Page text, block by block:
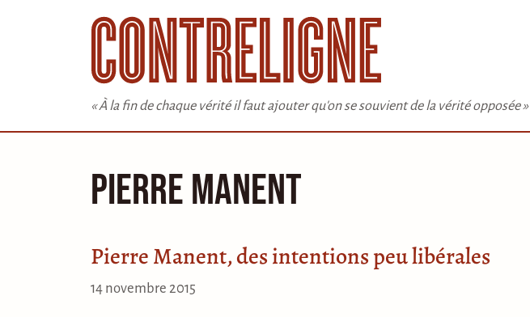
« À la fin de chaque vérité il faut ajouter qu'on se souvient de la vérité opposée »
Pierre Manent
Pierre Manent, des intentions peu libérales
14 novembre 2015